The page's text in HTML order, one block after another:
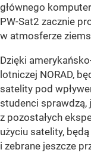
głównego
PW-Sat2 zacznie
w atmosferze
Dzięki
lotniczej NORAD,
satelity pod
studenci sprawdzą,
z pozostałych
użyciu satelity,
i zebrane jeszcze